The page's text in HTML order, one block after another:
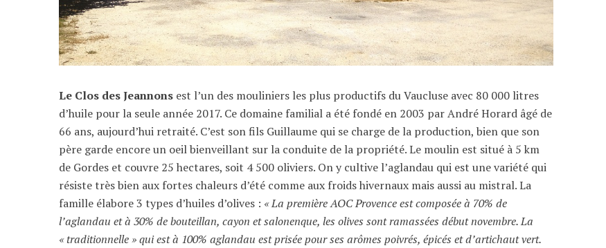
Le Clos des Jeannons est l’un des mouliniers les plus productifs du Vaucluse avec 80 000 litres
d’huile pour la seule année 2017. Ce domaine familial a été fondé en 2003 par André Horard âgé de
66 ans, aujourd’hui retraité. C’est son fils Guillaume qui se charge de la production, bien que son
père garde encore un oeil bienveillant sur la conduite de la propriété. Le moulin est situé à 5 km
de Gordes et couvre 25 hectares, soit 4 500 oliviers. On y cultive l’aglandau qui est une variété qui
résiste très bien aux fortes chaleurs d’été comme aux froids hivernaux mais aussi au mistral. La
famille élabore 3 types d’huiles d’olives : « La première AOC Provence est composée à 70% de
l’aglandau et à 30% de bouteillan, cayon et salonenque, les olives sont ramassées début novembre. La
« traditionnelle » qui est à 100% aglandau est prisée pour ses arômes poivrés, épicés et d’artichaut vert.